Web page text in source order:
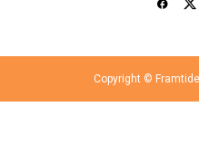
Copyright ©